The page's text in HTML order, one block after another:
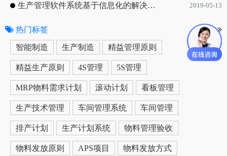
生产管理软件系统基于信息化的解决方案 2019-05-13
热门标签 更多
智能制造 生产制造 精益管理原则
精益生产原则 4S管理 5S管理
MRP物料需求计划 滚动计划 看板管理
生产技术管理 车间管理系统 车间管理
排产计划 生产计划系统 物料管理验收
物料发放原则 APS项目 物料发放方式